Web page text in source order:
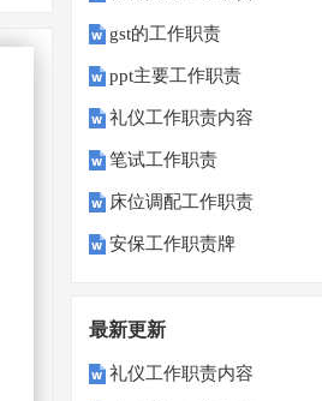
gst的工作职责
ppt主要工作职责
礼仪工作职责内容
笔试工作职责
床位调配工作职责
安保工作职责牌
最新更新
礼仪工作职责内容